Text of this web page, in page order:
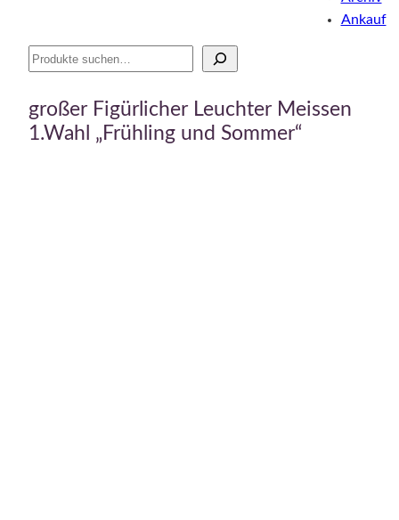
Suche
Ankauf
großer Figürlicher Leuchter Meissen
1.Wahl „Frühling und Sommer“